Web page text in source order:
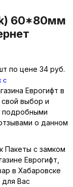
60*80мм
по цене 34 руб.
с
Еврогифт в
выбор и
подробными
о данном
Пакеты с замком
Еврогифт,
в Хабаровске
Вас